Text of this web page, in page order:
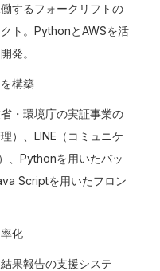
するフォークリフトの
ト。PythonとAWSを活
発。
構築
・環境庁の実証事業の
）、LINE（コミュニケ
、Pythonを用いたバッ
Scriptを用いたフロン
化
果報告の支援システ